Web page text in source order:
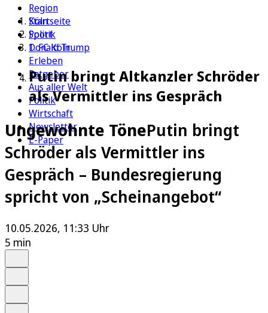
Region
Köln
Sport
1. FC Köln
Erleben
Ratgeber
Aus aller Welt
Politik
Wirtschaft
Newsletter
E-Paper
Startseite
Politik
Donald Trump
Putin bringt Altkanzler Schröder
als Vermittler ins Gespräch
Ungewohnte TönePutin bringt
Schröder als Vermittler ins
Gespräch – Bundesregierung
spricht von „Scheinangebot“
10.05.2026, 11:33 Uhr
5 min